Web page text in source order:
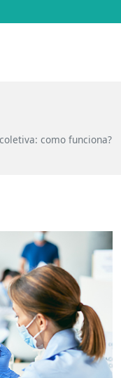
como funciona?